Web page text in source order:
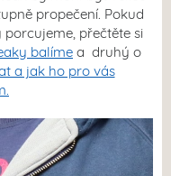
propečení. Pokud
přečtěte si
balíme a druhý o
a jak ho pro vás